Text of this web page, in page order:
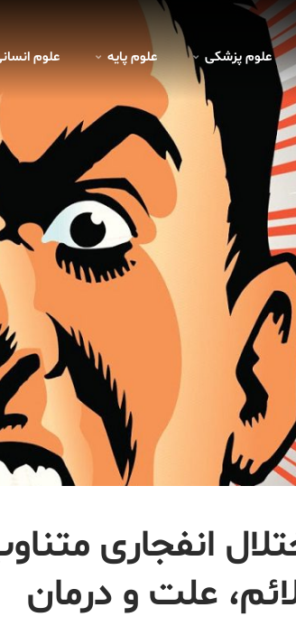
علوم پزشکی علوم پايه علوم
انفجاری
علت و درمان